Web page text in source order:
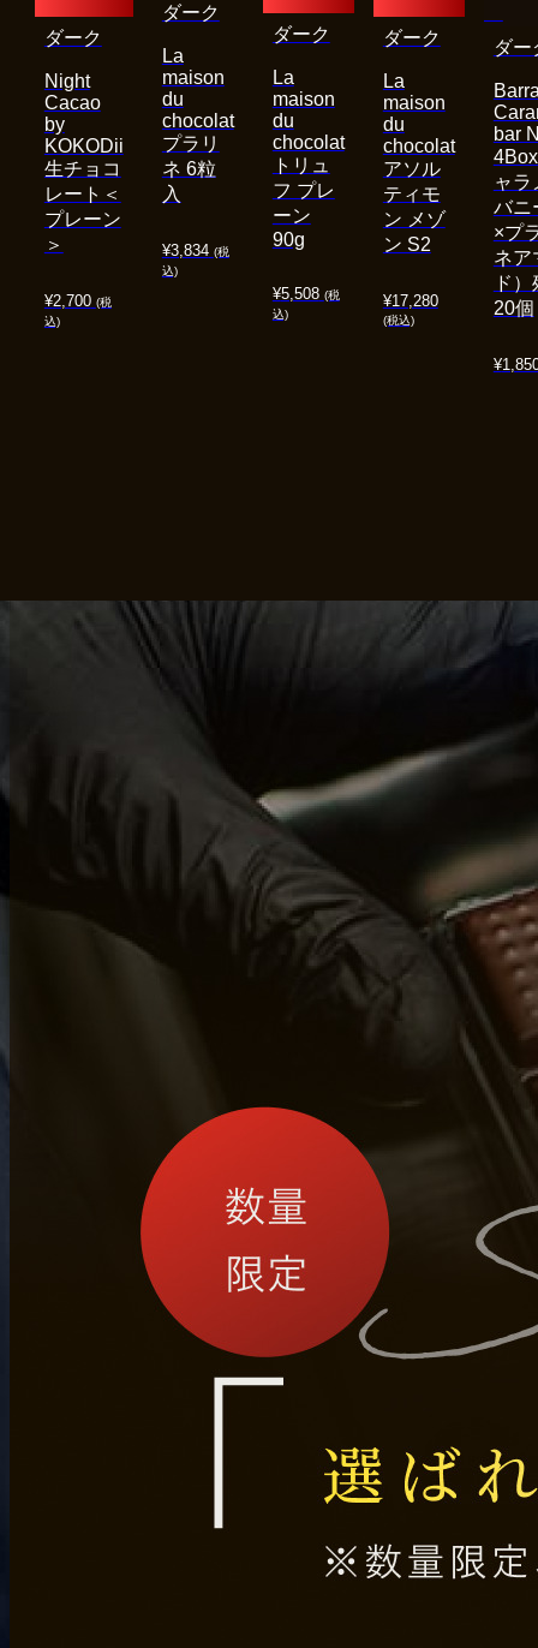
¥2,700 (税
込)
Night
Cacao
by
KOKODii
生チョコ
レート＜
プレーン
＞
ダーク
¥3,834 (税
込)
La
maison
du
chocolat
プラリ
ネ 6粒
入
ダーク
¥5,508 (税
込)
La
maison
du
chocolat
トリュ
フ プレ
ーン
90g
ダーク
¥17,280
(税込)
La
maison
du
chocolat
アソル
ティモ
ン メゾ
ン S2
ダーク
¥
bar
ャラ
バニ
×プ
ネア
ド
20個
ダー